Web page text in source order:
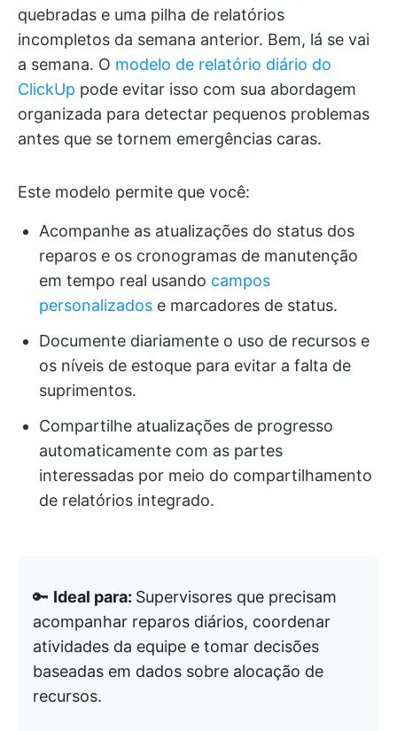
quebradas e uma pilha de relatórios
incompletos da semana anterior. Bem, lá se vai
a semana. O modelo de relatório diário do
ClickUp pode evitar isso com sua abordagem
organizada para detectar pequenos problemas
antes que se tornem emergências caras.
Este modelo permite que você:
Acompanhe as atualizações do status dos
reparos e os cronogramas de manutenção
em tempo real usando campos
personalizados e marcadores de status.
Documente diariamente o uso de recursos e
os níveis de estoque para evitar a falta de
suprimentos.
Compartilhe atualizações de progresso
automaticamente com as partes
interessadas por meio do compartilhamento
de relatórios integrado.
🔑 Ideal para: Supervisores que precisam
acompanhar reparos diários, coordenar
atividades da equipe e tomar decisões
baseadas em dados sobre alocação de
recursos.